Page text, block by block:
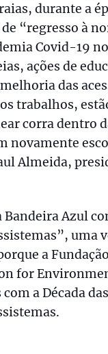
durante a
“regresso à
Covid-19
ações de
das
trabalhos,
corra dentro
novamente
Almeida,
Bandeira Azul
uma
a
for
a Década